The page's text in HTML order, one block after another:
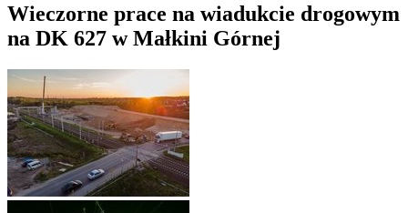
Wieczorne prace na wiadukcie drogowym
na DK 627 w Małkini Górnej